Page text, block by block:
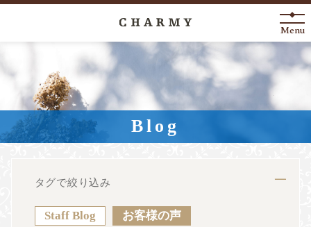
New Arrival
About
Engagement Ring
Menu
Blog
タグで絞り込み
Staff Blog お客様の声